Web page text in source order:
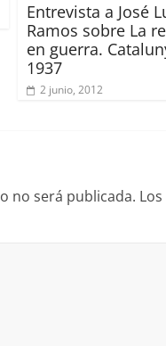
Entrevista a José
Ramos sobre La
en guerra.
1937
2 junio, 2012
no será publicada.